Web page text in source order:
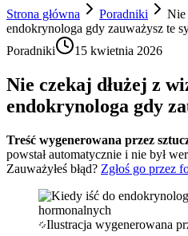
Strona główna
Poradniki
Nie
endokrynologa gdy zauważysz te
Poradniki
15 kwietnia 2026
Nie czekaj dłużej z
endokrynologa gdy
Treść wygenerowana przez
powstał automatycznie i nie był
Zauważyłeś błąd? Zgłoś go przez
Ilustracja wygenerowana